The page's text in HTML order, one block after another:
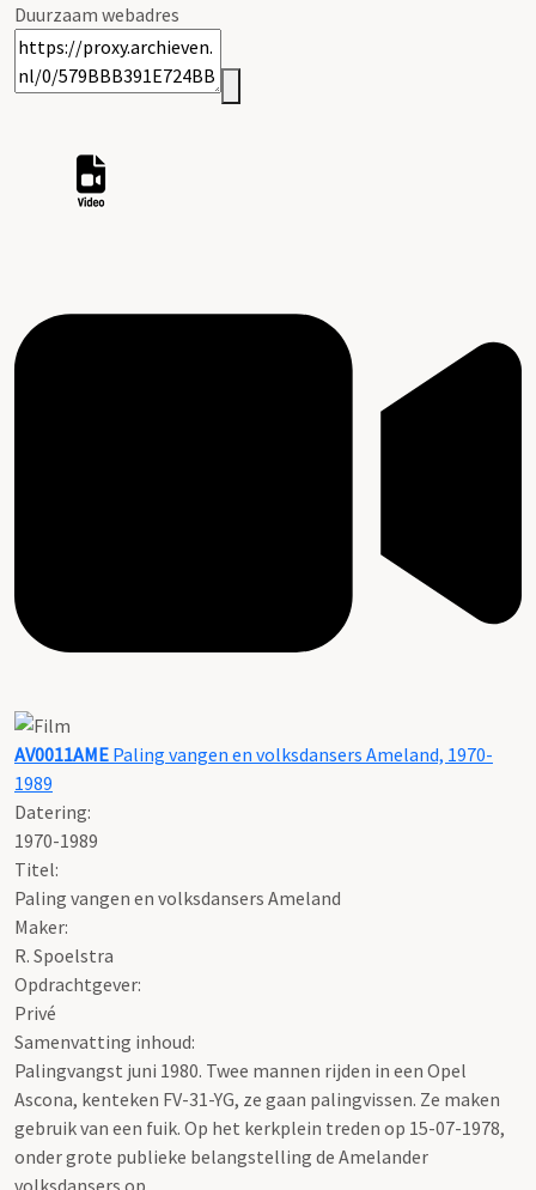
Duurzaam webadres
AV0011AME Paling vangen en volksdansers Ameland, 1970-
1989
Datering:
1970-1989
Titel:
Paling vangen en volksdansers Ameland
Maker:
R. Spoelstra
Opdrachtgever:
Privé
Samenvatting inhoud:
Palingvangst juni 1980. Twee mannen rijden in een Opel
Ascona, kenteken FV-31-YG, ze gaan palingvissen. Ze maken
gebruik van een fuik. Op het kerkplein treden op 15-07-1978,
onder grote publieke belangstelling de Amelander